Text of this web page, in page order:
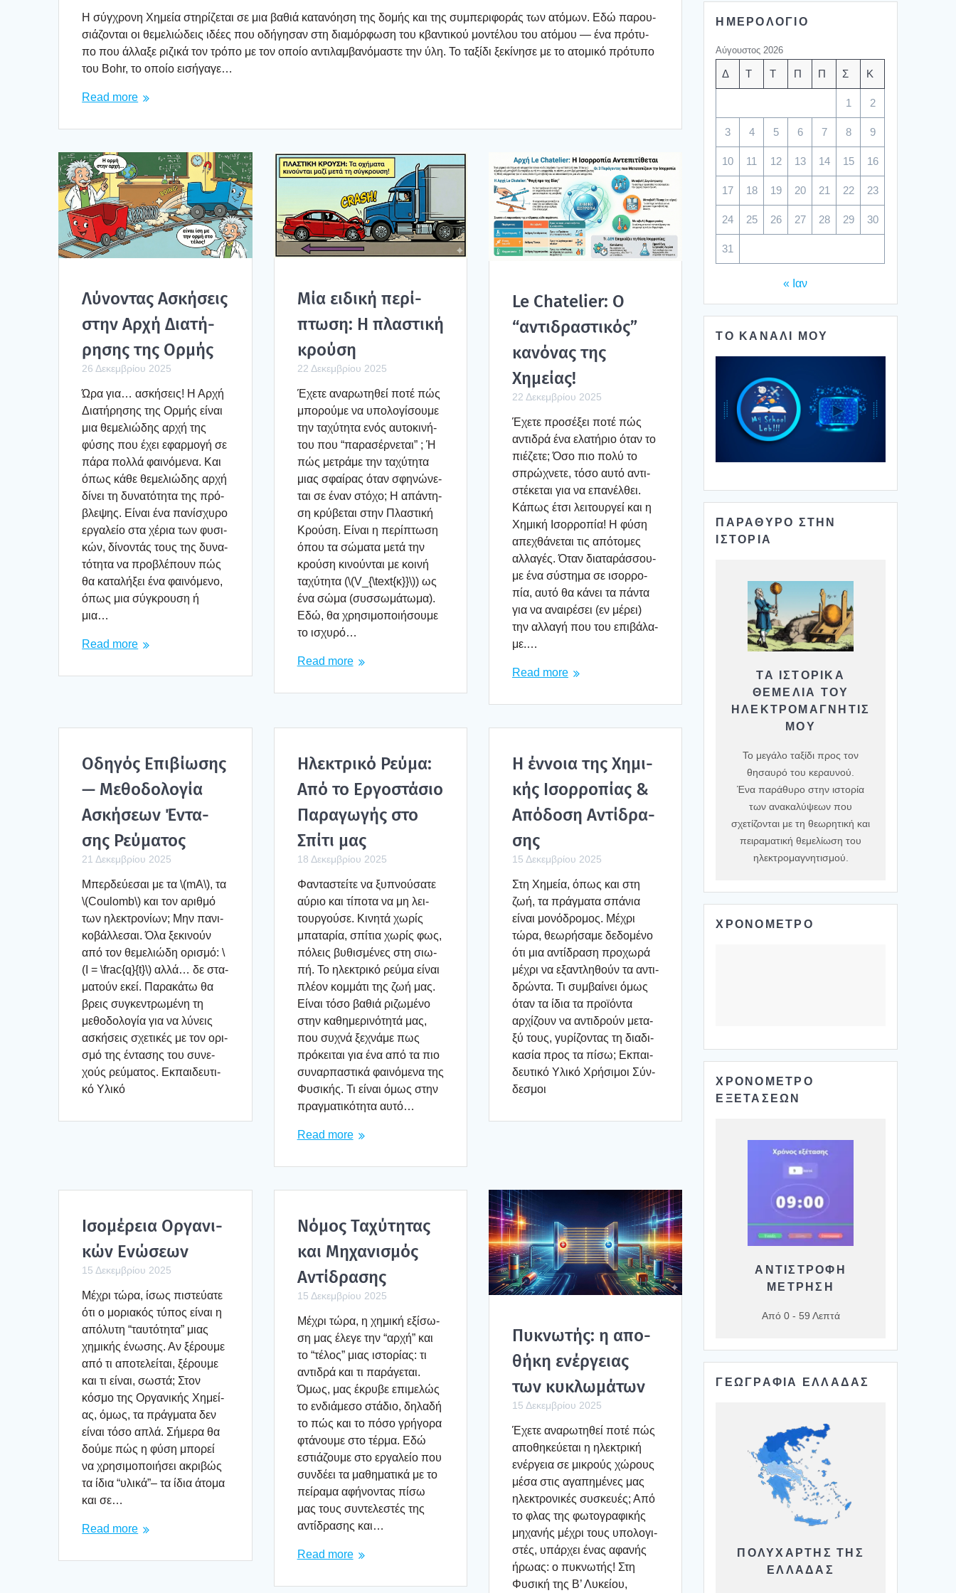
Η σύγ­χρο­νη Χημεία στη­ρί­ζε­ται σε μια βαθιά κατα­νό­η­ση της δομής και της συμπε­ρι­φο­ράς των ατό­μων. Εδώ παρου­
σιά­ζο­νται οι θεμε­λιώ­δεις ιδέ­ες που οδή­γη­σαν στη δια­μόρ­φω­ση του κβα­ντι­κού μοντέ­λου του ατό­μου — ένα πρό­τυ­
πο που άλλα­ξε ριζι­κά τον τρό­πο με τον οποίο αντι­λαμ­βα­νό­μα­στε την ύλη. Το ταξί­δι ξεκί­νη­σε με το ατο­μι­κό πρό­τυ­πο
του Bohr, το οποίο εισή­γα­γε…
Read more
Λύνο­ντας Ασκή­σεις
στην Αρχή Δια­τή­
ρη­σης της Ορμής
26 Δεκεμβρίου 2025
Ώρα για… ασκή­σεις! Η Αρχή
Δια­τή­ρη­σης της Ορμής είναι
μια θεμε­λιώ­δης αρχή της
φύσης που έχει εφαρ­μο­γή σε
πάρα πολ­λά φαι­νό­με­να. Και
όπως κάθε θεμε­λιώ­δης αρχή
δίνει τη δυνα­τό­τη­τα της πρό­
βλε­ψης. Είναι ένα πανί­σχυ­ρο
εργα­λείο στα χέρια των φυσι­
κών, δίνο­ντάς τους της δυνα­
τό­τη­τα να προ­βλέ­πουν πώς
θα κατα­λή­ξει ένα φαι­νό­με­νο,
όπως μια σύγκρου­ση ή
μια…
Read more
Μία ειδι­κή περί­
πτω­ση: Η πλα­στι­κή
κρού­ση
22 Δεκεμβρίου 2025
Έχε­τε ανα­ρω­τη­θεί ποτέ πώς
μπο­ρού­με να υπο­λο­γί­σου­με
την ταχύ­τη­τα ενός αυτο­κι­νή­
του που “παρα­σέρ­νε­ται” ; Ή
πώς μετρά­με την ταχύ­τη­τα
μιας σφαί­ρας όταν σφη­νώ­νε­
ται σε έναν στό­χο; Η απά­ντη­
ση κρύ­βε­ται στην Πλα­στι­κή
Κρού­ση. Είναι η περί­πτω­ση
όπου τα σώμα­τα μετά την
κρού­ση κινού­νται με κοι­νή
ταχύ­τη­τα (\(V_{\text{κ}}\)) ως
ένα σώμα (συσ­σω­μά­τω­μα).
Εδώ, θα χρη­σι­μο­ποι­ή­σου­με
το ισχυ­ρό…
Read more
Le Chatelier: Ο
“αντι­δρα­στι­κός”
κανό­νας της
Χημεί­ας!
22 Δεκεμβρίου 2025
Έχε­τε προ­σέ­ξει ποτέ πώς
αντι­δρά ένα ελα­τή­ριο όταν το
πιέ­ζε­τε; Όσο πιο πολύ το
σπρώ­χνε­τε, τόσο αυτό αντι­
στέ­κε­ται για να επα­νέλ­θει.
Κάπως έτσι λει­τουρ­γεί και η
Χημι­κή Ισορ­ρο­πία! Η φύση
απε­χθά­νε­ται τις από­το­μες
αλλα­γές. Όταν δια­τα­ράσ­σου­
με ένα σύστη­μα σε ισορ­ρο­
πία, αυτό θα κάνει τα πάντα
για να αναι­ρέ­σει (εν μέρει)
την αλλα­γή που του επι­βά­λα­
με.…
Read more
Οδη­γός Επι­βί­ω­σης
— Μεθο­δο­λο­γία
Ασκή­σε­ων Έντα­
σης Ρεύ­μα­τος
21 Δεκεμβρίου 2025
Μπερ­δεύ­ε­σαι με τα \(mA\), τα
\(Coulomb\) και τον αριθ­μό
των ηλε­κτρο­νί­ων; Μην πανι­
κο­βάλ­λε­σαι. Όλα ξεκι­νούν
από τον θεμε­λιώ­δη ορι­σμό: \
(I = \frac{q}{t}\) αλλά… δε στα­
μα­τούν εκεί. Παρα­κά­τω θα
βρεις συγκε­ντρω­μέ­νη τη
μεθο­δο­λο­γία για να λύνεις
ασκή­σεις σχε­τι­κές με τον ορι­
σμό της έντα­σης του συνε­
χούς ρεύ­μα­τος. Εκπαι­δευ­τι­
κό Υλι­κό
Ηλε­κτρι­κό Ρεύ­μα:
Από το Εργο­στά­σιο
Παρα­γω­γής στο
Σπί­τι μας
18 Δεκεμβρίου 2025
Φαντα­στεί­τε να ξυπνού­σα­τε
αύριο και τίπο­τα να μη λει­
τουρ­γού­σε. Κινη­τά χωρίς
μπα­τα­ρία, σπί­τια χωρίς φως,
πόλεις βυθι­σμέ­νες στη σιω­
πή. Το ηλε­κτρι­κό ρεύ­μα είναι
πλέ­ον κομ­μά­τι της ζωή μας.
Είναι τόσο βαθιά ριζω­μέ­νο
στην καθη­με­ρι­νό­τη­τά μας,
που συχνά ξεχνά­με πως
πρό­κει­ται για ένα από τα πιο
συναρ­πα­στι­κά φαι­νό­με­να της
Φυσι­κής. Τι είναι όμως στην
πραγ­μα­τι­κό­τη­τα αυτό…
Read more
Η έννοια της Χημι­
κής Ισορ­ρο­πί­ας &
Από­δο­ση Αντί­δρα­
σης
15 Δεκεμβρίου 2025
Στη Χημεία, όπως και στη
ζωή, τα πράγ­μα­τα σπά­νια
είναι μονό­δρο­μος. Μέχρι
τώρα, θεω­ρή­σα­με δεδο­μέ­νο
ότι μια αντί­δρα­ση προ­χω­ρά
μέχρι να εξα­ντλη­θούν τα αντι­
δρώ­ντα. Τι συμ­βαί­νει όμως
όταν τα ίδια τα προ­ϊ­ό­ντα
αρχί­ζουν να αντι­δρούν μετα­
ξύ τους, γυρί­ζο­ντας τη δια­δι­
κα­σία προς τα πίσω; Εκπαι­
δευ­τι­κό Υλι­κό Χρή­σι­μοι Σύν­
δε­σμοι
Ισο­μέ­ρεια Οργα­νι­
κών Ενώ­σε­ων
15 Δεκεμβρίου 2025
Μέχρι τώρα, ίσως πιστεύ­α­τε
ότι ο μορια­κός τύπος είναι η
από­λυ­τη “ταυ­τό­τη­τα” μιας
χημι­κής ένω­σης. Αν ξέρου­με
από τι απο­τε­λεί­ται, ξέρου­με
και τι είναι, σωστά; Στον
κόσμο της Οργα­νι­κής Χημεί­
ας, όμως, τα πράγ­μα­τα δεν
είναι τόσο απλά. Σήμε­ρα θα
δού­με πώς η φύση μπο­ρεί
να χρη­σι­μο­ποι­ή­σει ακρι­βώς
τα ίδια “υλι­κά”– τα ίδια άτο­μα
και σε…
Read more
Νόμος Ταχύ­τη­τας
και Μηχα­νι­σμός
Αντί­δρα­σης
15 Δεκεμβρίου 2025
Μέχρι τώρα, η χημι­κή εξί­σω­
ση μας έλε­γε την “αρχή” και
το “τέλος” μιας ιστο­ρί­ας: τι
αντι­δρά και τι παρά­γε­ται.
Όμως, μας έκρυ­βε επι­με­λώς
το ενδιά­με­σο στά­διο, δηλα­δή
το πώς και το πόσο γρή­γο­ρα
φτά­νου­με στο τέρ­μα. Εδώ
εστιά­ζου­με στο εργα­λείο που
συν­δέ­ει τα μαθη­μα­τι­κά με το
πεί­ρα­μα αφή­νο­ντας πίσω
μας τους συντε­λε­στές της
αντί­δρα­σης και…
Read more
Πυκνω­τής: η απο­
θή­κη ενέρ­γειας
των κυκλω­μά­των
15 Δεκεμβρίου 2025
Έχε­τε ανα­ρω­τη­θεί ποτέ πώς
απο­θη­κεύ­ε­ται η ηλε­κτρι­κή
ενέρ­γεια σε μικρούς χώρους
μέσα στις αγα­πη­μέ­νες μας
ηλε­κτρο­νι­κές συσκευ­ές; Από
το φλας της φωτο­γρα­φι­κής
μηχα­νής μέχρι τους υπο­λο­γι­
στές, υπάρ­χει ένας αφα­νής
ήρω­ας: ο πυκνω­τής! Στη
Φυσι­κή της Β’ Λυκεί­ου,
ΗΜΕΡΟΛΟΓΙΟ
Αύγουστος 2026
Δ Τ Τ Π Π Σ Κ
1 2
3 4 5 6 7 8 9
10 11 12 13 14 15 16
17 18 19 20 21 22 23
24 25 26 27 28 29 30
31
« Ιαν
ΤΟ ΚΑΝΑΛΙ ΜΟΥ
ΠΑΡΑΘΥΡΟ ΣΤΗΝ
ΙΣΤΟΡΙΑ
ΤΑ ΙΣΤΟΡΙΚΆ
ΘΕΜΈΛΙΑ ΤΟΥ
ΗΛΕΚΤΡΟΜΑΓΝΗΤΙΣ
ΜΟΎ
Το μεγάλο ταξίδι προς τον
θησαυρό του κεραυνού.
Ένα παράθυρο στην ιστορία
των ανακαλύψεων που
σχετίζονται με τη θεωρητική και
πειραματική θεμελίωση του
ηλεκτρομαγνητισμού.
ΧΡΟΝΟΜΕΤΡΟ
ΧΡΟΝΟΜΕΤΡΟ
ΕΞΕΤΑΣΕΩΝ
ΑΝΤΙΣΤΡΟΦΗ
ΜΕΤΡΗΣΗ
Από 0 - 59 Λεπτά
ΓΕΩΓΡΑΦΙΑ ΕΛΛΑΔΑΣ
ΠΟΛΥΧΆΡΤΗΣ ΤΗΣ
ΕΛΛΆΔΑΣ